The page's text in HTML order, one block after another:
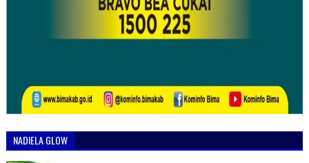
NADIELA GLOW